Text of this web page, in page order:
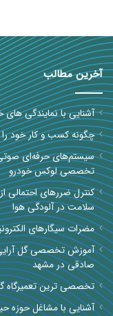
آخرین مطالب
آشنایی با نمایندگی های
چگونه کسب و کار خود
سیستم‌های حرفه‌ای
تخصصی لوکس خودرو
کنترل ضررهای احتمالی
سلامت در آلودگی هوا
مضرات سیگارهای
آموزش تخصصی گل آرایی
صادقی در مشهد
تخصصی ترین تعمیرگاه
آشنایی با مشاغل حوزه